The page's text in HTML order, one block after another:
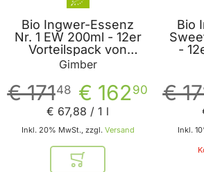
Bio Ingwer-Essenz
Nr. 1 EW 200ml - 12er
Vorteilspack von
Gimber
Gimber
€ 16290
€ 17148
Inkl. 20% MwSt., zzgl. Versand
€ 67,88 / 1 l
In den Warenkorb
Bio
-
€
Inkl.